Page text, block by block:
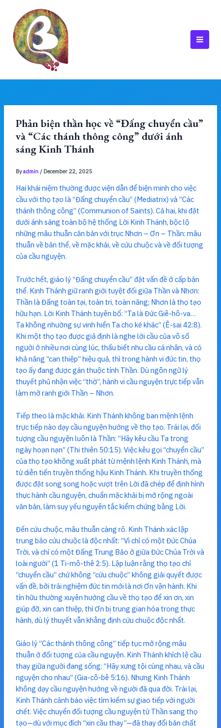
content
Phản biện thần học về “Đấng chuyển cầu”
và “Các thánh thông công” dưới ánh
sáng Kinh Thánh
Byadmin / December 22, 2025
Hai khái niệm thường được viện dẫn để biện minh cho việc
cầu với thọ tạo là “Đấng chuyển cầu” (Mediatrix) và “Các
thánh thông công” (Communion of Saints). Cả hai, khi đặt
dưới ánh sáng toàn bộ hệ thống Lời Kinh Thánh, bộc lộ
những mâu thuẫn căn bản với trục Nhơn – Ơn – Thần: mâu
thuẫn về bản thể, về mặc khải, về cứu chuộc và về đối tượng
của cầu nguyện.
Trước hết, giáo lý “Đấng chuyển cầu” đặt vấn đề ở cấp bản
thể. Kinh Thánh giữ ranh giới tuyệt đối giữa Thần và Nhơn:
Thần là Đấng toàn tại, toàn tri, toàn năng; Nhơn là thọ tạo
hữu hạn. Lời Kinh Thánh tuyên bố: “Ta là Đức Giê-hô-va…
Ta không nhường sự vinh hiển Ta cho kẻ khác” (Ê-sai 42:8).
Khi một thọ tạo được giả định là nghe lời cầu của vô số
người ở nhiều nơi cùng lúc, thấu biết nhu cầu cá nhân, và có
khả năng “can thiệp” hiệu quả, thì trong hành vi đức tin, thọ
tạo ấy đang được gán thuộc tính Thần. Dù ngôn ngữ lý
thuyết phủ nhận việc “thờ”, hành vi cầu nguyện trực tiếp vẫn
làm mờ ranh giới Thần – Nhơn.
Tiếp theo là mặc khải. Kinh Thánh không ban mệnh lệnh
trực tiếp nào dạy cầu nguyện hướng về thọ tạo. Trái lại, đối
tượng cầu nguyện luôn là Thần: “Hãy kêu cầu Ta trong
ngày hoạn nạn” (Thi thiên 50:15). Việc kêu gọi “chuyển cầu”
của thọ tạo không xuất phát từ mệnh lệnh Kinh Thánh, mà
từ diễn tiến truyền thống hậu Kinh Thánh. Khi truyền thống
được đặt song song hoặc vượt trên Lời đã chép để định hình
thực hành cầu nguyện, chuẩn mặc khải bị mở rộng ngoài
văn bản, làm suy yếu nguyên tắc kiểm chứng bằng Lời.
Đến cứu chuộc, mâu thuẫn càng rõ. Kinh Thánh xác lập
trung bảo cứu chuộc là độc nhất: “Vì chỉ có một Đức Chúa
Trời, và chỉ có một Đấng Trung Bảo ở giữa Đức Chúa Trời và
loài người” (1 Ti-mô-thê 2:5). Lập luận rằng thọ tạo chỉ
“chuyển cầu” chứ không “cứu chuộc” không giải quyết được
vấn đề, bởi trải nghiệm đức tin mới là nơi Ơn vận hành. Khi
tín hữu thường xuyên hướng cầu về thọ tạo để xin ơn, xin
giúp đỡ, xin can thiệp, thì Ơn bị trung gian hóa trong thực
hành, dù lý thuyết vẫn khẳng định cứu chuộc độc nhất.
Giáo lý “Các thánh thông công” tiếp tục mở rộng mâu
thuẫn ở đối tượng của cầu nguyện. Kinh Thánh khích lệ cầu
thay giữa người đang sống: “Hãy xưng tội cùng nhau, và cầu
nguyện cho nhau” (Gia-cô-bê 5:16). Nhưng Kinh Thánh
không dạy cầu nguyện hướng về người đã qua đời. Trái lại,
Kinh Thánh cảnh báo việc tìm kiếm sự giao tiếp với người
chết. Việc chuyển đối tượng cầu nguyện từ Thần sang thọ
tạo—dù với mục đích “xin cầu thay”—đã thay đổi bản chất